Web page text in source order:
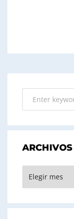
ARCHIVOS